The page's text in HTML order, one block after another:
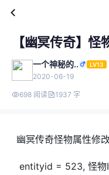
【幽冥传奇】
一个神秘的.. LV13
2020-06-19
698 阅读 1937 字
幽冥传奇怪物属性修
entityid = 523, 怪物